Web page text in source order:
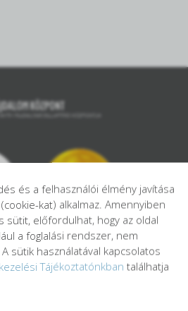
és a felhasználói élmény javítása
kat) alkalmaz. Amennyiben
sütit, előfordulhat, hogy az oldal
a foglalási rendszer, nem
sütik használatával kapcsolatos
Tájékoztatónkban találhatja